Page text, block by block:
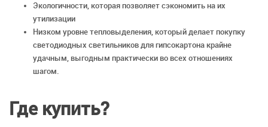
Экологичности, которая позволяет сэкономить на их
утилизации
Низком уровне тепловыделения, который делает покупку
светодиодных светильников для гипсокартона крайне
удачным, выгодным практически во всех отношениях
шагом.
Где купить?